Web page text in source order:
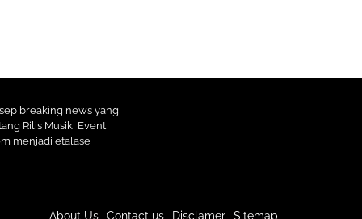
breaking news yang
Rilis Musik, Event,
menjadi etalase
About Us Contact us Disclamer Sitemap